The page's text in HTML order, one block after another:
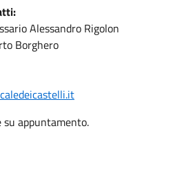
Alessandro Rigolon
Borghero
su appuntamento.